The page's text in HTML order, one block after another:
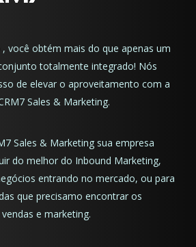
você obtém mais do que apenas um
totalmente integrado! Nós
de elevar o aproveitamento com a
Sales & Marketing.
Sales & Marketing sua empresa
do melhor do Inbound Marketing,
entrando no mercado, ou para
que precisamo encontrar os
e marketing.